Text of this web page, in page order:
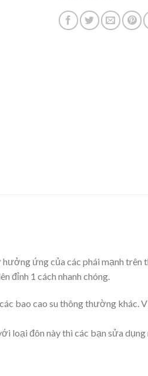
ứng của các phái mạnh trên
đỉnh 1 cách nhanh chóng.
bao cao su thông thường khác.
đôn này thì các bạn sửa dụng